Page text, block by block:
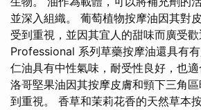
並深入組織。 葡萄植物按摩油因其對
受到重視，並因其宜人的甜味而廣受
Professional 系列草藥按摩油還具有
仁油具有中性氣味，耐受性良好，也
洛哥堅果油因其按摩皮膚和頸下三角
到重視。 香草和茉莉花香的天然草本